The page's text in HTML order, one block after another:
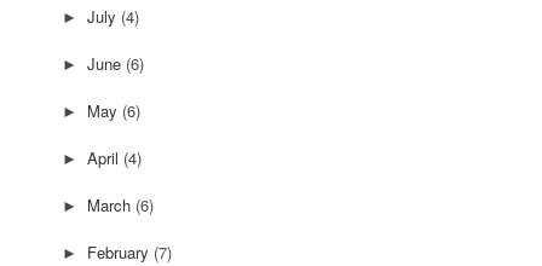
► July (4)
► June (6)
► May (6)
► April (4)
► March (6)
► February (7)